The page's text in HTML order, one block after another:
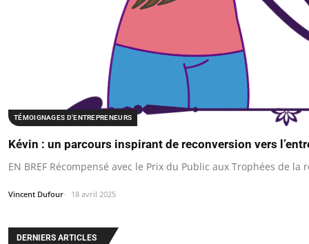
TÉMOIGNAGES D'ENTREPRENEURS
Kévin : un parcours inspirant de reconversion vers
EN BREF Récompensé avec le Prix du Public aux Trophées de la
Vincent Dufour 18 avril 2025
DERNIERS ARTICLES